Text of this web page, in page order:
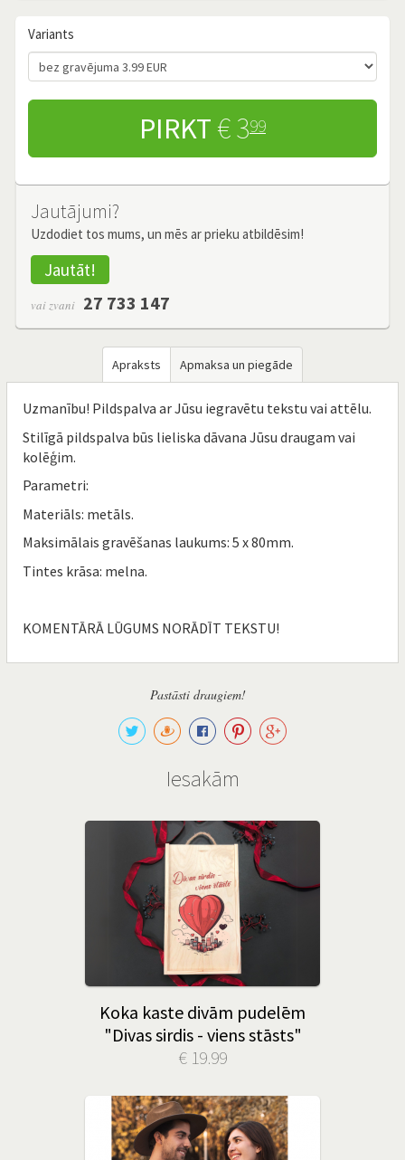
Variants
PIRKT € 399
Jautājumi?
Uzdodiet tos mums, un mēs ar prieku atbildēsim!
Jautāt!
vai zvani 27 733 147
Apraksts Apmaksa un piegāde
Uzmanību! Pildspalva ar Jūsu iegravētu tekstu vai attēlu.
Stilīgā pildspalva būs lieliska dāvana Jūsu draugam vai
kolēģim.
Parametri:
Materiāls: metāls.
Maksimālais gravēšanas laukums: 5 x 80mm.
Tintes krāsa: melna.
KOMENTĀRĀ LŪGUMS NORĀDĪT TEKSTU!
Pastāsti draugiem!
Iesakām
Koka kaste divām pudelēm
"Divas sirdis - viens stāsts"
€ 19.99